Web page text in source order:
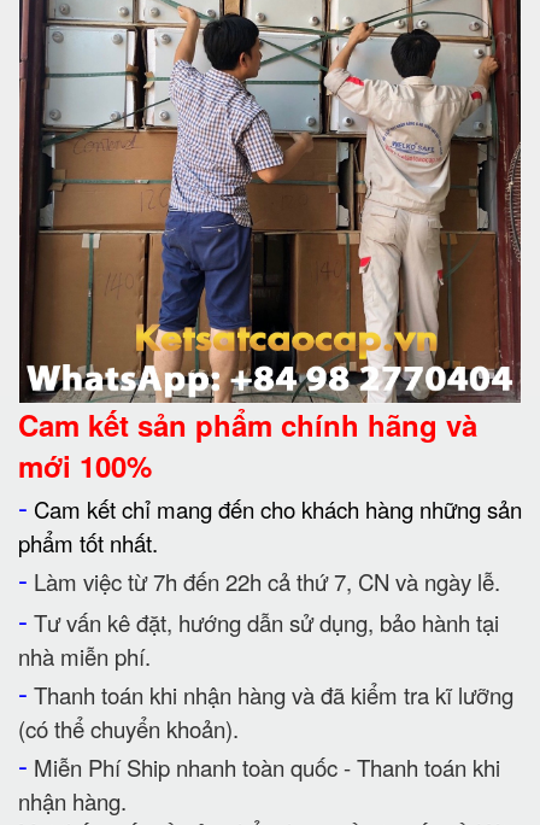
Cam kết sản phẩm chính hãng và
mới 100%
- Cam kết chỉ mang đến cho khách hàng những sản
phẩm tốt nhất.
- Làm việc từ 7h đến 22h cả thứ 7, CN và ngày lễ.
- Tư vấn kê đặt, hướng dẫn sử dụng, bảo hành tại
nhà miễn phí.
- Thanh toán khi nhận hàng và đã kiểm tra kĩ lưỡng
(có thể chuyển khoản).
- Miễn Phí Ship nhanh toàn quốc - Thanh toán khi
nhận hàng.